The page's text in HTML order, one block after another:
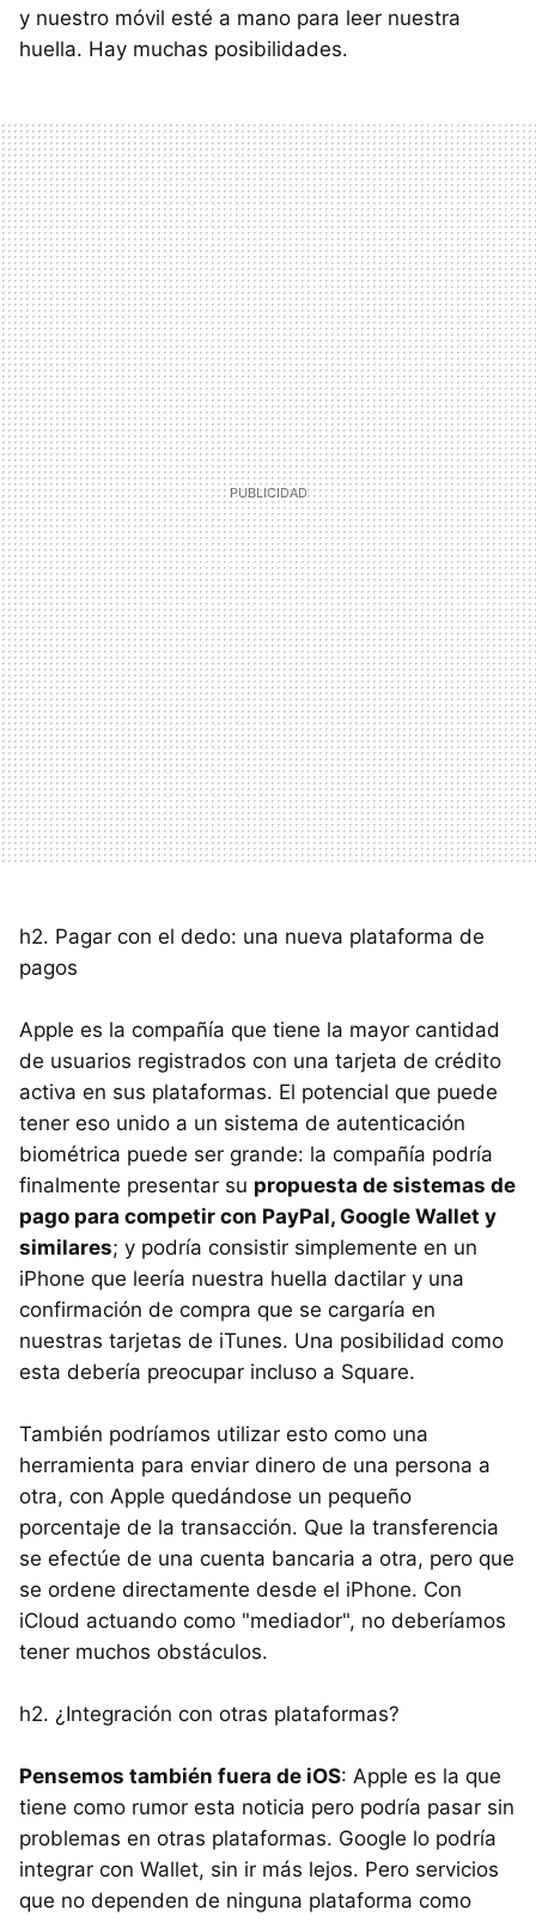
y nuestro móvil esté a mano para leer nuestra
huella. Hay muchas posibilidades.
h2. Pagar con el dedo: una nueva plataforma de
pagos
Apple es la compañía que tiene la mayor cantidad
de usuarios registrados con una tarjeta de crédito
activa en sus plataformas. El potencial que puede
tener eso unido a un sistema de autenticación
biométrica puede ser grande: la compañía podría
finalmente presentar su propuesta de sistemas de
pago para competir con PayPal, Google Wallet y
similares; y podría consistir simplemente en un
iPhone que leería nuestra huella dactilar y una
confirmación de compra que se cargaría en
nuestras tarjetas de iTunes. Una posibilidad como
esta debería preocupar incluso a Square.
También podríamos utilizar esto como una
herramienta para enviar dinero de una persona a
otra, con Apple quedándose un pequeño
porcentaje de la transacción. Que la transferencia
se efectúe de una cuenta bancaria a otra, pero que
se ordene directamente desde el iPhone. Con
iCloud actuando como "mediador", no deberíamos
tener muchos obstáculos.
h2. ¿Integración con otras plataformas?
Pensemos también fuera de iOS: Apple es la que
tiene como rumor esta noticia pero podría pasar sin
problemas en otras plataformas. Google lo podría
integrar con Wallet, sin ir más lejos. Pero servicios
que no dependen de ninguna plataforma como